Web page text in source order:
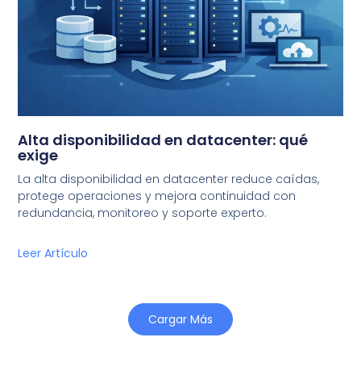
Alta disponibilidad en datacenter: qué
exige
La alta disponibilidad en datacenter reduce caídas,
protege operaciones y mejora continuidad con
redundancia, monitoreo y soporte experto.
Leer Artículo
Cargar Más